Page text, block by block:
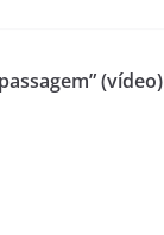
(vídeo)